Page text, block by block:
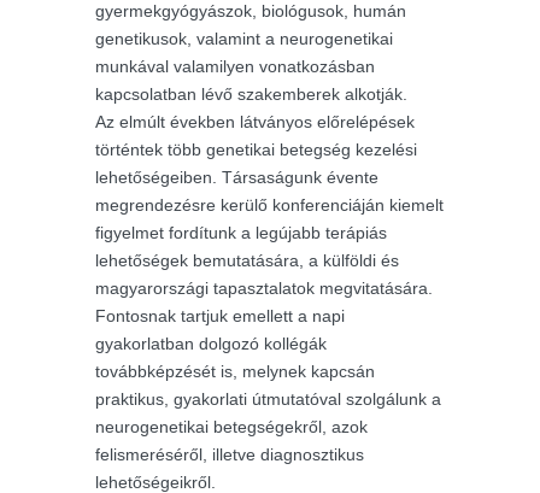
gyermekgyógyászok, biológusok, humán
genetikusok, valamint a neurogenetikai
munkával valamilyen vonatkozásban
kapcsolatban lévő szakemberek alkotják.
Az elmúlt években látványos előrelépések
történtek több genetikai betegség kezelési
lehetőségeiben. Társaságunk évente
megrendezésre kerülő konferenciáján kiemelt
figyelmet fordítunk a legújabb terápiás
lehetőségek bemutatására, a külföldi és
magyarországi tapasztalatok megvitatására.
Fontosnak tartjuk emellett a napi
gyakorlatban dolgozó kollégák
továbbképzését is, melynek kapcsán
praktikus, gyakorlati útmutatóval szolgálunk a
neurogenetikai betegségekről, azok
felismeréséről, illetve diagnosztikus
lehetőségeikről.